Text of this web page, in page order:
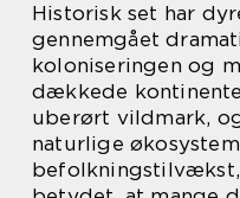
Historisk set har
gennemgået
koloniseringen og
dækkede
uberørt vildmark,
naturlige